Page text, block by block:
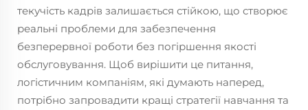
текучість кадрів залишається стійкою, що створює
реальні проблеми для забезпечення
безперервної роботи без погіршення якості
обслуговування. Щоб вирішити це питання,
логістичним компаніям, які думають наперед,
потрібно запровадити кращі стратегії навчання та